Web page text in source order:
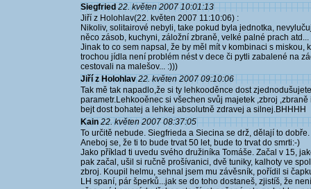
Siegfried 22. květen 2007 10:01:13
Jiří z Holohlav(22. květen 2007 11:10:06) :
Nikoliv, solitairové nebyli, take pokud byla jednotka,
něco zásob, kuchyni, záložní zbraně, velké palné prach atd...
Jinak to co sem napsal, že by měl mít v kombinaci s
trochou jídla není problém nést v dece či pytli zabalené na
cestovali na malešov... :)))
Jiří z Holohlav 22. květen 2007 09:10:06
Tak mě tak napadlo,že si ty lehkooděnce dost
parametr.Lehkooěnec si všechen svůj majetek ,zbroj
bejt dost bohatej a lehkej absolutně zdravej a silnej.BHHHH
Kain 22. květen 2007 08:37:05
To určitě nebude. Siegfrieda a Siecina se drž, dělají to
Aneboj se, že ti to bude trvat 50 let, bude to trvat do smrti:-)
Jako příklad ti uvedu svého družiníka Tomáše. Začal v 15,
pak začal, ušil si ručně prošívanici, dvě tuniky, kalhoty ve
zbroj. Koupil helmu, sehnal jsem mu závěsník, pořídil si
LH spaní, pár šperků...jak se do toho dostaneš, zjistíš, že